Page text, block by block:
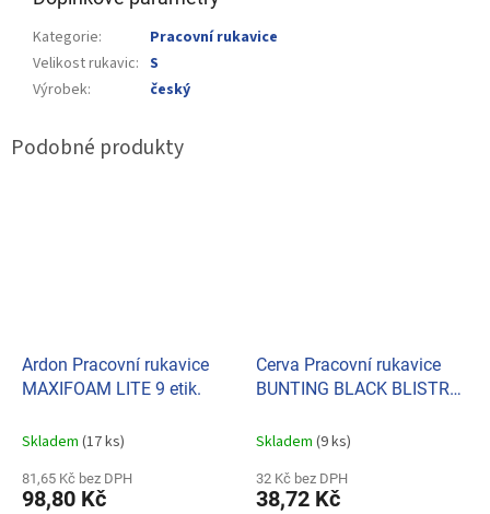
Kategorie:
Pracovní rukavice
Velikost rukavic: S
Výrobek: český
Ardon Pracovní rukavice
MAXIFOAM LITE 9 etik.
Skladem (17 ks)
81,65 Kč bez DPH
98,80 Kč
Cerva Pracovní rukavice
BUNTING BLACK BLISTR
Skladem (9 ks)
32 Kč bez DPH
38,72 Kč